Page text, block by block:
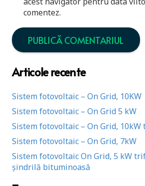
comentez.
PUBLICĂ COMENTARIUL
Articole recente
Sistem fotovoltaic – On Grid, 10KW
Sistem fotovoltaic – On Grid 5 kW
Sistem fotovoltaic – On Grid,
Sistem fotovoltaic – On Grid, 7kW
Sistem fotovoltaic On Grid, 5 kW
șindrilă bituminoasă